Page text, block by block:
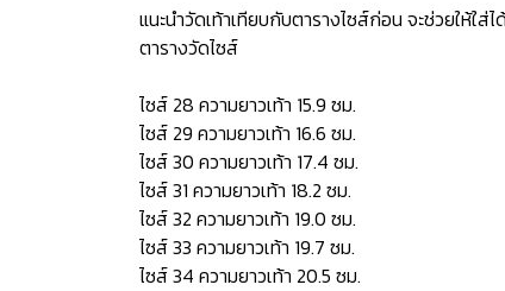
แนะนำวัดเท้าเทียบกับตารางไซส์ก่อน จะช่วยให้ใส่
ตารางวัดไซส์
ไซส์ 28 ความยาวเท้า 15.9 ซม.
ไซส์ 29 ความยาวเท้า 16.6 ซม.
ไซส์ 30 ความยาวเท้า 17.4 ซม.
ไซส์ 31 ความยาวเท้า 18.2 ซม.
ไซส์ 32 ความยาวเท้า 19.0 ซม.
ไซส์ 33 ความยาวเท้า 19.7 ซม.
ไซส์ 34 ความยาวเท้า 20.5 ซม.